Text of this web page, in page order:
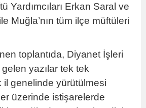
Yardımcıları Erkan Saral ve
Muğla’nın tüm ilçe müftüleri
toplantıda, Diyanet İşleri
gelen yazılar tek tek
il genelinde yürütülmesi
üzerinde istişarelerde